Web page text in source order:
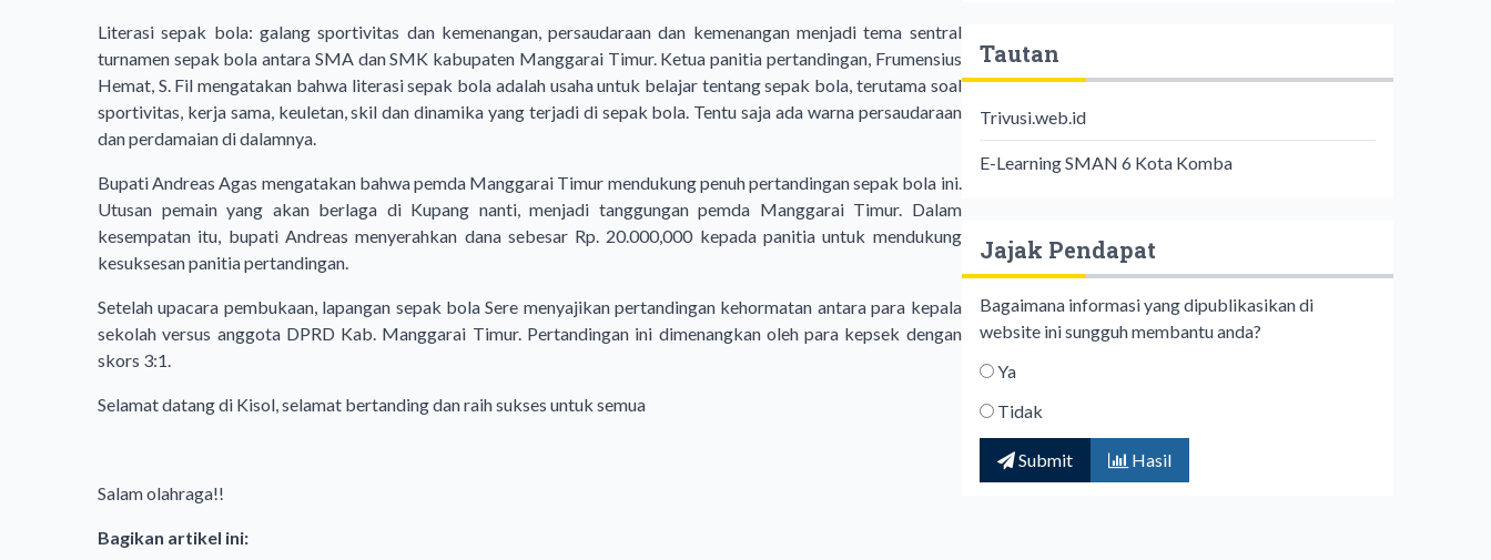
Literasi sepak bola: galang sportivitas dan kemenangan, persaudaraan dan kemenangan menjadi tema sentral
turnamen sepak bola antara SMA dan SMK kabupaten Manggarai Timur. Ketua panitia pertandingan, Frumensius
Hemat, S. Fil mengatakan bahwa literasi sepak bola adalah usaha untuk belajar tentang sepak bola, terutama soal
sportivitas, kerja sama, keuletan, skil dan dinamika yang terjadi di sepak bola. Tentu saja ada warna persaudaraan
dan perdamaian di dalamnya.
Bupati Andreas Agas mengatakan bahwa pemda Manggarai Timur mendukung penuh pertandingan sepak bola ini.
Utusan pemain yang akan berlaga di Kupang nanti, menjadi tanggungan pemda Manggarai Timur. Dalam
kesempatan itu, bupati Andreas menyerahkan dana sebesar Rp. 20.000,000 kepada panitia untuk mendukung
kesuksesan panitia pertandingan.
Setelah upacara pembukaan, lapangan sepak bola Sere menyajikan pertandingan kehormatan antara para kepala
sekolah versus anggota DPRD Kab. Manggarai Timur. Pertandingan ini dimenangkan oleh para kepsek dengan
skors 3:1.
Selamat datang di Kisol, selamat bertanding dan raih sukses untuk semua
Salam olahraga!!
Bagikan artikel ini:
Tautan
Trivusi.web.id
E-Learning SMAN 6 Kota Komba
Jajak Pendapat
Bagaimana informasi yang dipublikasikan di
website ini sungguh membantu anda?
Ya
Tidak
Submit Hasil